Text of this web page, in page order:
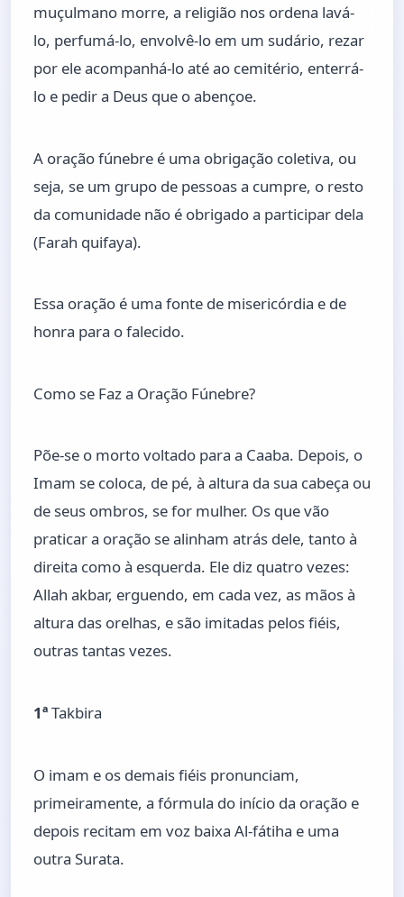
muçulmano morre, a religião nos ordena lavá-
lo, perfumá-lo, envolvê-lo em um sudário, rezar
por ele acompanhá-lo até ao cemitério, enterrá-
lo e pedir a Deus que o abençoe.
A oração fúnebre é uma obrigação coletiva, ou
seja, se um grupo de pessoas a cumpre, o resto
da comunidade não é obrigado a participar dela
(Farah quifaya).
Essa oração é uma fonte de misericórdia e de
honra para o falecido.
Como se Faz a Oração Fúnebre?
Põe-se o morto voltado para a Caaba. Depois, o
Imam se coloca, de pé, à altura da sua cabeça ou
de seus ombros, se for mulher. Os que vão
praticar a oração se alinham atrás dele, tanto à
direita como à esquerda. Ele diz quatro vezes:
Allah akbar, erguendo, em cada vez, as mãos à
altura das orelhas, e são imitadas pelos fiéis,
outras tantas vezes.
1ªTakbira
O imam e os demais fiéis pronunciam,
primeiramente, a fórmula do início da oração e
depois recitam em voz baixa Al-fátiha e uma
outra Surata.